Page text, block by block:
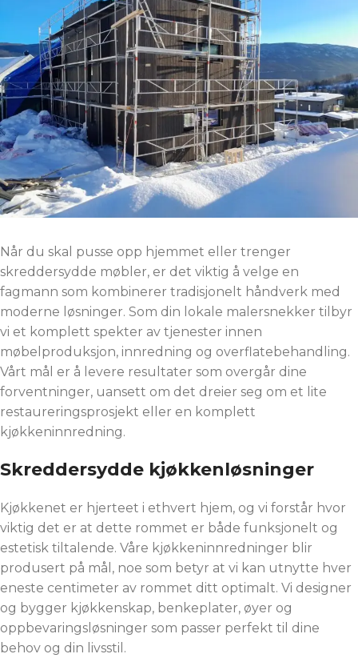
Når du skal pusse opp hjemmet eller trenger
skreddersydde møbler, er det viktig å velge en
fagmann som kombinerer tradisjonelt håndverk med
moderne løsninger. Som din lokale malersnekker tilbyr
vi et komplett spekter av tjenester innen
møbelproduksjon, innredning og overflatebehandling.
Vårt mål er å levere resultater som overgår dine
forventninger, uansett om det dreier seg om et lite
restaureringsprosjekt eller en komplett
kjøkkeninnredning.
Skreddersydde kjøkkenløsninger
Kjøkkenet er hjerteet i ethvert hjem, og vi forstår hvor
viktig det er at dette rommet er både funksjonelt og
estetisk tiltalende. Våre kjøkkeninnredninger blir
produsert på mål, noe som betyr at vi kan utnytte hver
eneste centimeter av rommet ditt optimalt. Vi designer
og bygger kjøkkenskap, benkeplater, øyer og
oppbevaringsløsninger som passer perfekt til dine
behov og din livsstil.